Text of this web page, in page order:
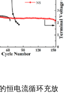
恒电流循环充放